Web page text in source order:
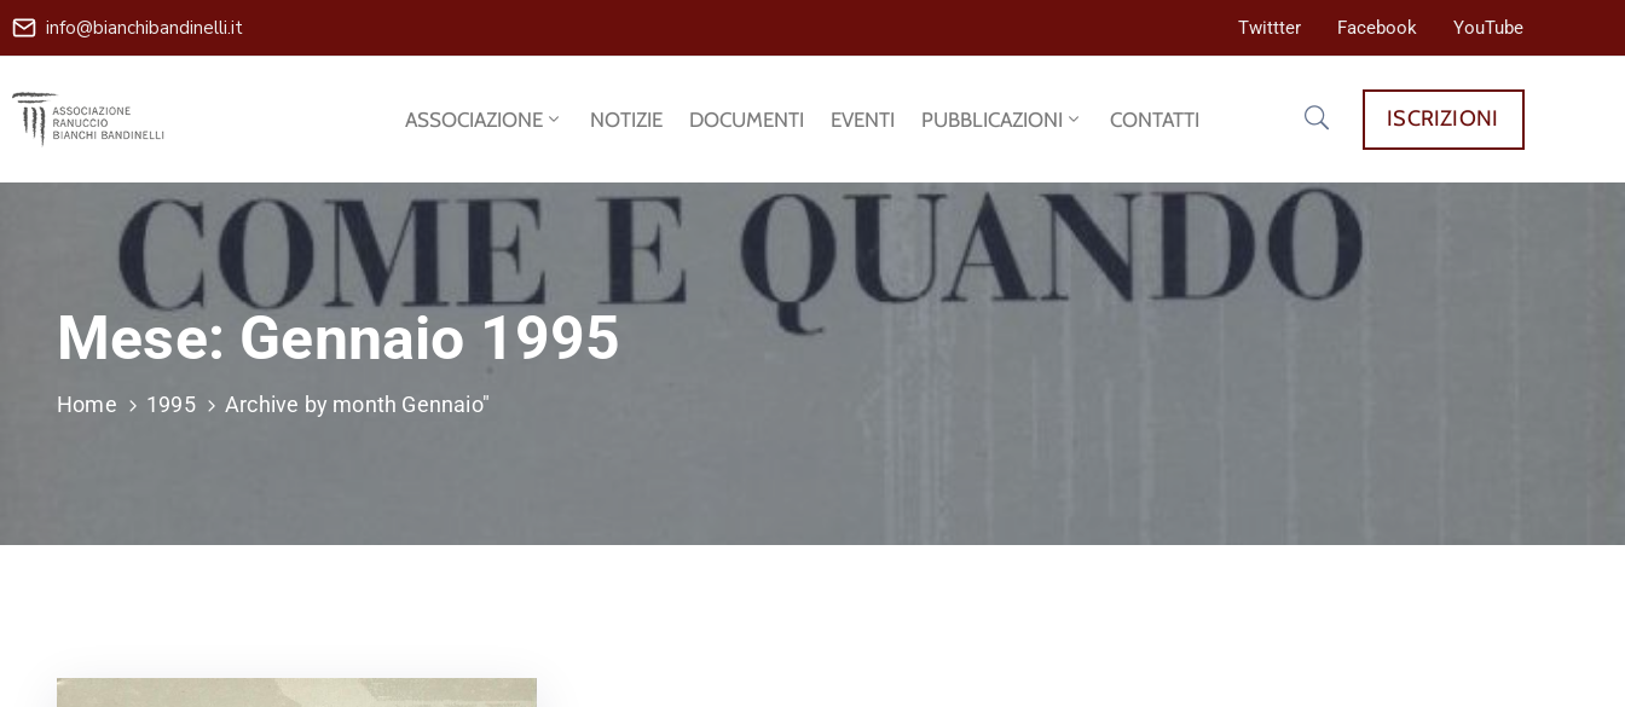
info@bianchibandinelli.it Twittter Facebook YouTube
ASSOCIAZIONE NOTIZIE DOCUMENTI EVENTI PUBBLICAZIONI CONTATTI ISCRIZIONI
Mese: Gennaio 1995
Home 1995 Archive by month Gennaio"